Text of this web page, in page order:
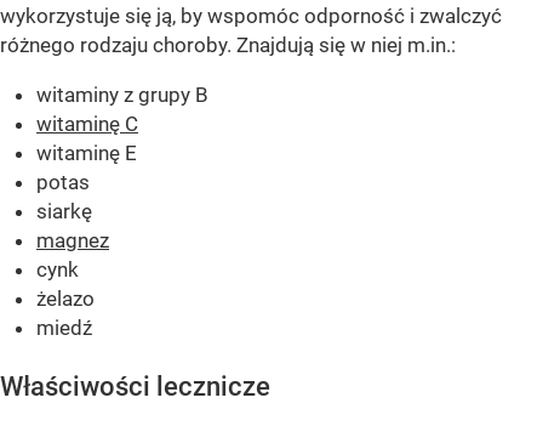
wykorzystuje się ją, by wspomóc odporność i zwalczyć
różnego rodzaju choroby. Znajdują się w niej m.in.:
witaminy z grupy B
witaminę C
witaminę E
potas
siarkę
magnez
cynk
żelazo
miedź
Właściwości lecznicze